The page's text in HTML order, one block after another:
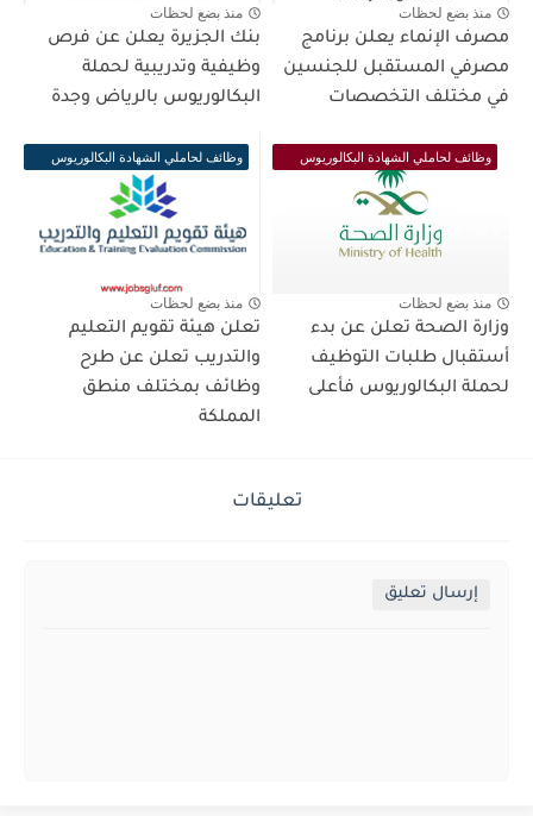
منذ بضع لحظات
مصرف الإنماء يعلن برنامج
مصرفي المستقبل للجنسين
في مختلف التخصصات
منذ بضع لحظات
بنك الجزيرة يعلن عن فرص
وظيفية وتدريبية لحملة
البكالوريوس بالرياض وجدة
وظائف لحاملي الشهادة البكالوريوس
منذ بضع لحظات
وزارة الصحة تعلن عن بدء
أستقبال طلبات التوظيف
لحملة البكالوريوس فأعلى
وظائف لحاملي الشهادة البكالوريوس
منذ بضع لحظات
تعلن هيئة تقويم التعليم
والتدريب تعلن عن طرح
وظائف بمختلف منطق
المملكة
تعليقات
إرسال تعليق